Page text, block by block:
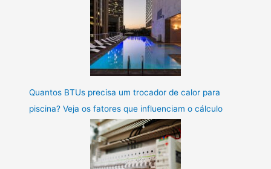
Quantos BTUs precisa um trocador de calor para
piscina? Veja os fatores que influenciam o cálculo